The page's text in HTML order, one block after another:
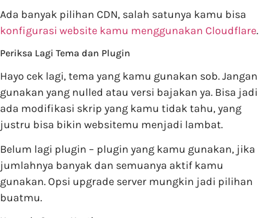
Ada banyak pilihan CDN, salah satunya kamu bisa
konfigurasi website kamu menggunakan Cloudflare.
Periksa Lagi Tema dan Plugin
Hayo cek lagi, tema yang kamu gunakan sob. Jangan
gunakan yang nulled atau versi bajakan ya. Bisa jadi
ada modifikasi skrip yang kamu tidak tahu, yang
justru bisa bikin websitemu menjadi lambat.
Belum lagi plugin – plugin yang kamu gunakan, jika
jumlahnya banyak dan semuanya aktif kamu
gunakan. Opsi upgrade server mungkin jadi pilihan
buatmu.